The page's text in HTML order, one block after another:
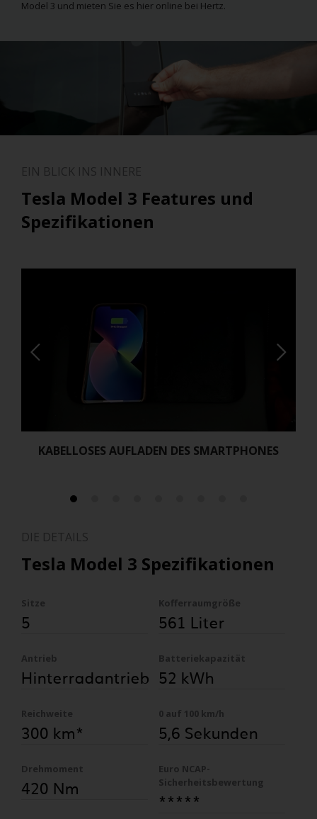
Model 3 und mieten Sie es hier online bei Hertz.
EIN BLICK INS INNERE
Tesla Model 3 Features und
Spezifikationen
KABELLOSES AUFLADEN DES SMARTPHONES
DIE DETAILS
Tesla Model 3 Spezifikationen
Sitze
5
Kofferraumgröße
561 Liter
Antrieb
Hinterradantrieb
Batteriekapazität
52 kWh
Reichweite
300 km*
0 auf 100 km/h
5,6 Sekunden
Drehmoment
420 Nm
Euro NCAP-
Sicherheitsbewertung
*****